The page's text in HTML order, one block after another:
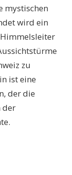
mystischen
wird ein
zu
ist eine
der die
der